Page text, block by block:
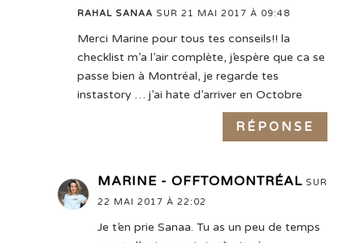
RAHAL SANAA SUR 21 MAI 2017 À 09:48
Merci Marine pour tous tes conseils!! la
checklist m’a l’air complète, j’espère que ca se
passe bien à Montréal, je regarde tes
instastory … j’ai hate d’arriver en Octobre
RÉPONSE
MARINE - OFFTOMONTRÉAL SUR
22 MAI 2017 À 22:02
Je t’en prie Sanaa. Tu as un peu de temps